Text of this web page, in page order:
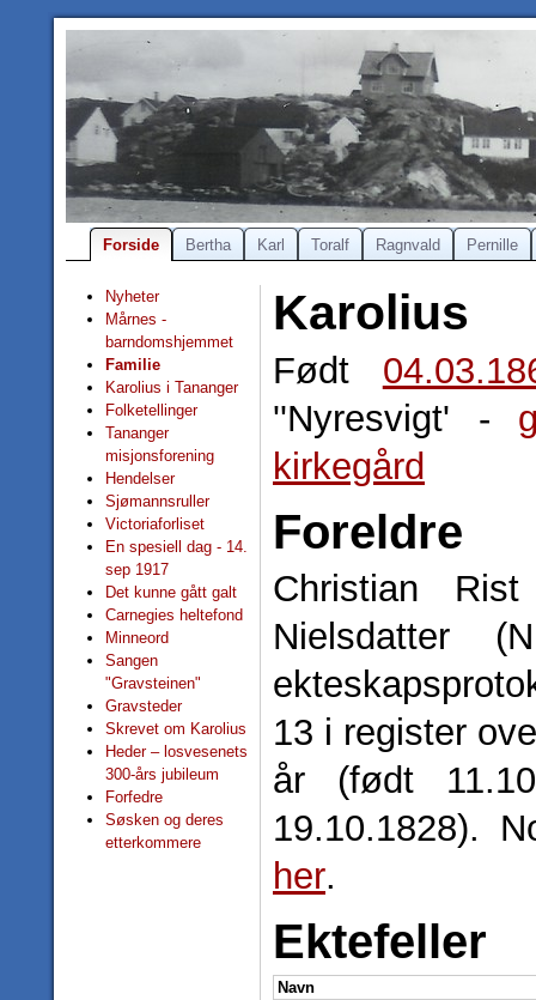
Forside Bertha Karl Toralf Ragnvald Pernille
Nyheter
Mårnes -
barndomshjemmet
Familie
Karolius i Tananger
Folketellinger
Tananger
misjonsforening
Hendelser
Sjømannsruller
Victoriaforliset
En spesiell dag - 14.
sep 1917
Det kunne gått galt
Carnegies heltefond
Minneord
Sangen
"Gravsteinen"
Gravsteder
Skrevet om Karolius
Heder – losvesenets
300-års jubileum
Forfedre
Søsken og deres
etterkommere
Karolius
Født
''Nyresvigt' -
kirkegård
Foreldre
Christian
Nielsdatter
13 i register
år (født
19.10.1828).
her.
Ektefeller
Navn